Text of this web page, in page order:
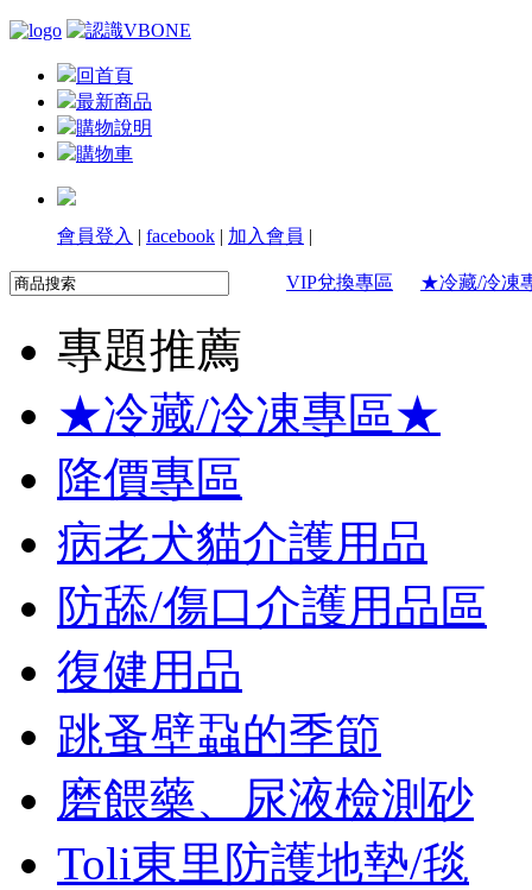
回首頁
最新商品
購物說明
購物車
會員登入 | facebook | 加入會員 |
VIP兌換專區 ★冷藏/冷凍
專題推薦
★冷藏/冷凍專區★
降價專區
病老犬貓介護用品
防舔/傷口介護用品區
復健用品
跳蚤壁蝨的季節
磨餵藥、尿液檢測砂
Toli東里防護地墊/毯